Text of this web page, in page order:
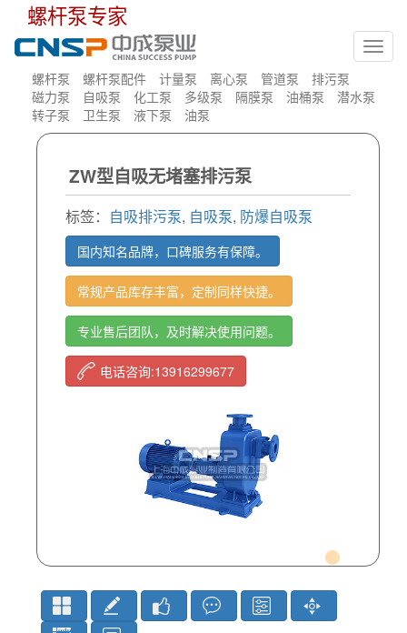
螺杆泵专家
螺杆泵 螺杆泵配件 计量泵 离心泵 管道泵
排污泵
磁力泵
自吸泵 化工泵 多级泵 隔膜泵 油桶泵
潜水泵
转子泵
卫生泵 液下泵 油泵
ZW型自吸无堵塞排污泵
标签： 自吸排污泵, 自吸泵, 防爆自吸泵
国内知名品牌，口碑服务有保障。
常规产品库存丰富，定制同样快捷。
专业售后团队，及时解决使用问题。
电话咨询:13916299677